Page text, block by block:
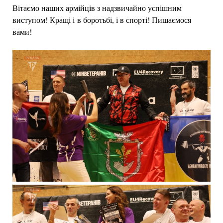
Вітаємо наших армійців з надзвичайно успішним
виступом! Кращі і в боротьбі, і в спорті! Пишаємося
вами!